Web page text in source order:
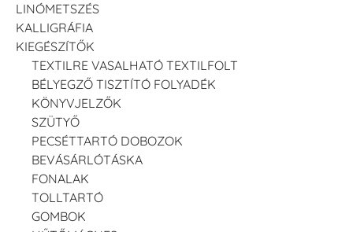
LINÓMETSZÉS
KALLIGRÁFIA
KIEGÉSZÍTŐK
TEXTILRE VASALHATÓ TEXTILFOLT
BÉLYEGZŐ TISZTÍTÓ FOLYADÉK
KÖNYVJELZŐK
SZÜTYŐ
PECSÉTTARTÓ DOBOZOK
BEVÁSÁRLÓTÁSKA
FONALAK
TOLLTARTÓ
GOMBOK